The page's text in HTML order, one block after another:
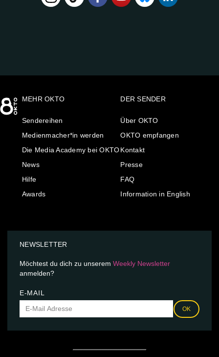
MEHR OKTO
Sendereihen
Medienmacher*in werden
Die Media Academy bei OKTO
News
Hilfe
Awards
DER SENDER
Über OKTO
OKTO empfangen
Kontakt
Presse
FAQ
Information in English
NEWSLETTER
Möchtest du dich zu unserem Weekly Newsletter
anmelden?
E-MAIL
OK